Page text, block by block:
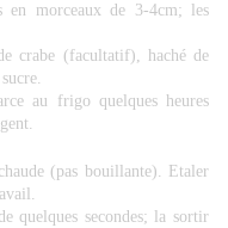
en morceaux de 3-4cm; les
crabe (facultatif), haché de
au frigo quelques heures
(pas bouillante). Etaler
quelques secondes; la sortir